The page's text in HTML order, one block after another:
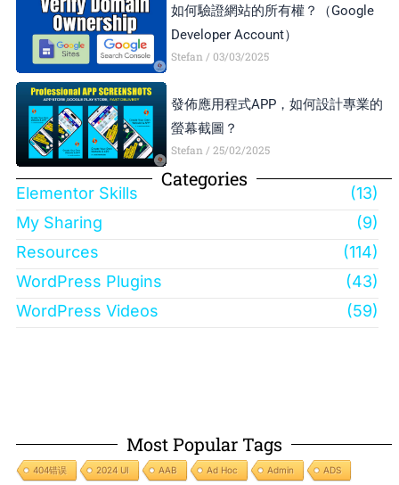
如何驗證網站的所有權？（Google
Developer Account）
Stefan 03/03/2025
發佈應用程式APP，如何設計專業的
螢幕截圖？
Stefan 25/02/2025
Categories
Elementor Skills
(13)
My Sharing
(9)
Resources
(114)
WordPress Plugins
(43)
WordPress Videos
(59)
Most Popular Tags
404错误 2024 UI AAB Ad Hoc Admin ADS